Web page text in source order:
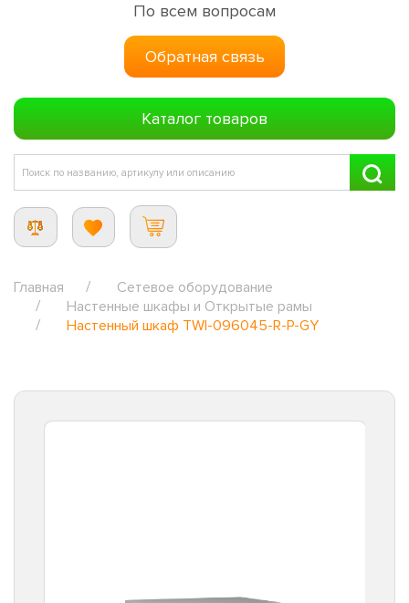
По всем вопросам
Обратная связь
Каталог товаров
Главная
Сетевое оборудование
Настенные шкафы и Открытые рамы
Настенный шкаф TWI-096045-R-P-GY